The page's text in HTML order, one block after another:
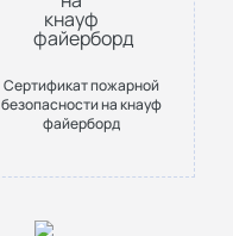
Сертификат пожарной
безопасности на кнауф
файерборд